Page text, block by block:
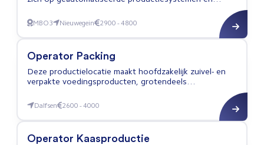
industriële automatisering en technische installaties
om procescontinuïteit en kwaliteit te waarborgen;
MBO3 Nieuwegein 2900 - 4800
Systeemoperator
Operator Packing
Deze productielocatie maakt hoofdzakelijk zuivel- en
verpakte voedingsproducten, grotendeels
voor andere productielijnen. Het bedrijf opereert
binnen de food-sector in een food-grade omgeving
met moderne verpakkingslijnen gericht op continue
Dalfsen 2600 - 4000
Operator Packing
Operator Kaasproductie